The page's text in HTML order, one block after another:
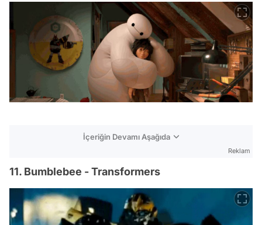
İçeriğin Devamı Aşağıda
Reklam
11. Bumblebee - Transformers